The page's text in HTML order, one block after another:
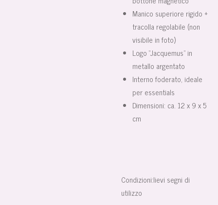
Manico superiore rigido +
tracolla regolabile (non
visibile in foto)
Logo “Jacquemus” in
metallo argentato
Interno foderato, ideale
per essentials
Dimensioni: ca. 12 x 9 x 5
cm
Condizioni:lievi segni di
utilizzo